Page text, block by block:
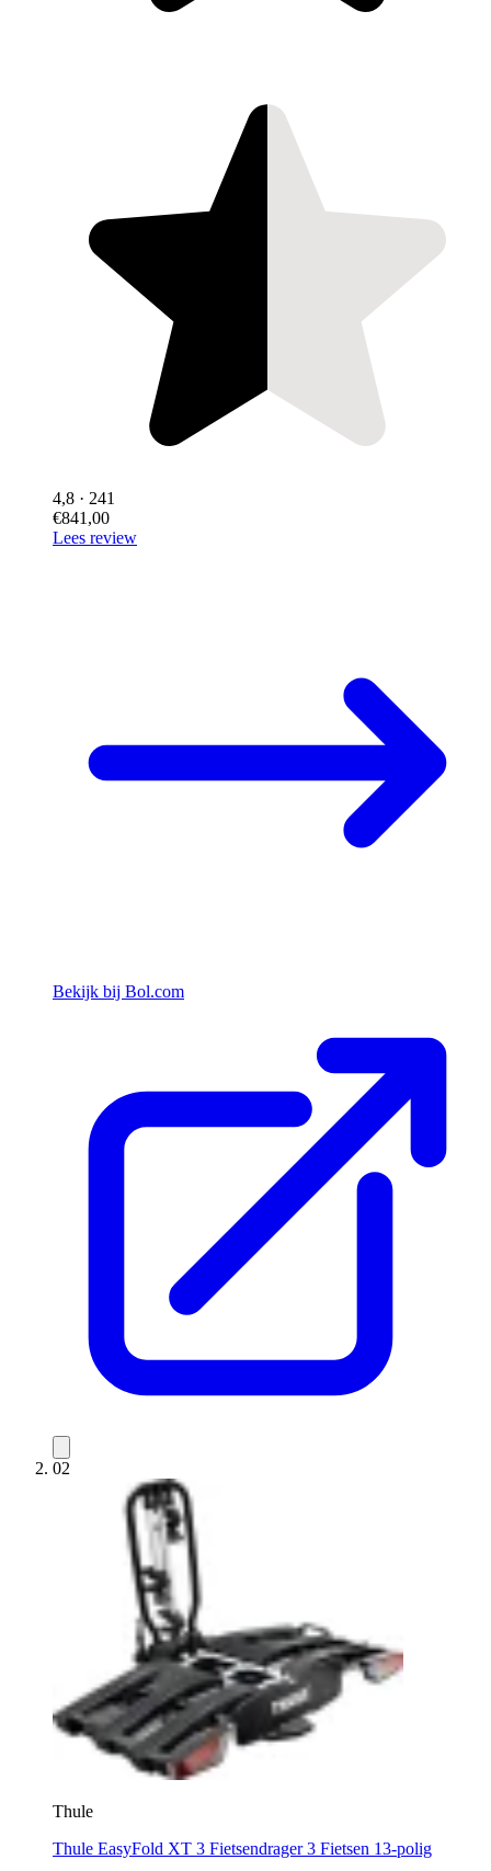
4,8 · 241
€841,00
Lees review
Bekijk bij Bol.com
02
Thule
Thule EasyFold XT 3 Fietsendrager 3 Fietsen 13-polig